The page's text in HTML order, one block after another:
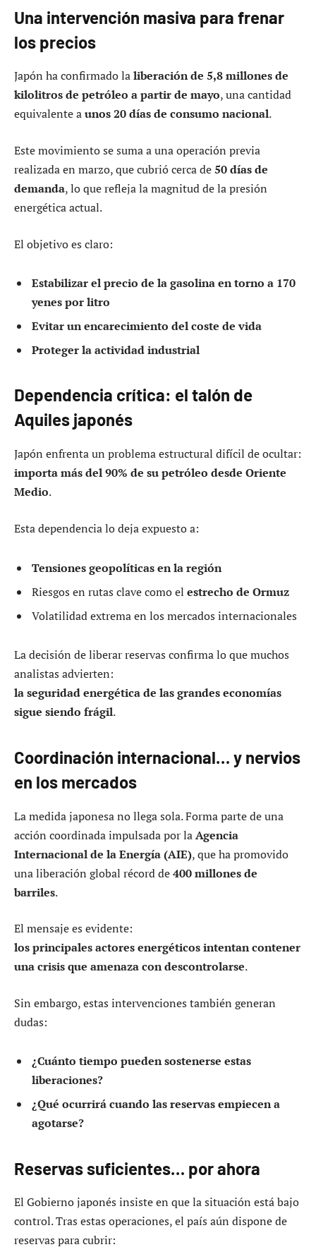
Una intervención masiva para frenar
los precios
Japón ha confirmado laliberación de 5,8 millones de
kilolitros de petróleo a partir de mayo, una cantidad
equivalente aunos 20 días de consumo nacional.
Este movimiento se suma a una operación previa
realizada en marzo, que cubrió cerca de50 días de
demanda, lo que refleja la magnitud de la presión
energética actual.
El objetivo es claro:
Estabilizar el precio de la gasolina en torno a 170
yenes por litro
Evitar un encarecimiento del coste de vida
Proteger la actividad industrial
Dependencia crítica: el talón de
Aquiles japonés
Japón enfrenta un problema estructural difícil de ocultar:
importa más del 90% de su petróleo desde Oriente
Medio.
Esta dependencia lo deja expuesto a:
Tensiones geopolíticas en la región
Riesgos en rutas clave como el estrecho de Ormuz
Volatilidad extrema en los mercados internacionales
La decisión de liberar reservas confirma lo que muchos
analistas advierten:
la seguridad energética de las grandes economías
sigue siendo frágil.
Coordinación internacional… y nervios
en los mercados
La medida japonesa no llega sola. Forma parte de una
acción coordinada impulsada por laAgencia
Internacional de la Energía (AIE), que ha promovido
una liberación global récord de400 millones de
barriles.
El mensaje es evidente:
los principales actores energéticos intentan contener
una crisis que amenaza con descontrolarse.
Sin embargo, estas intervenciones también generan
dudas:
¿Cuánto tiempo pueden sostenerse estas
liberaciones?
¿Qué ocurrirá cuando las reservas empiecen a
agotarse?
Reservas suficientes… por ahora
El Gobierno japonés insiste en que la situación está bajo
control. Tras estas operaciones, el país aún dispone de
reservas para cubrir: